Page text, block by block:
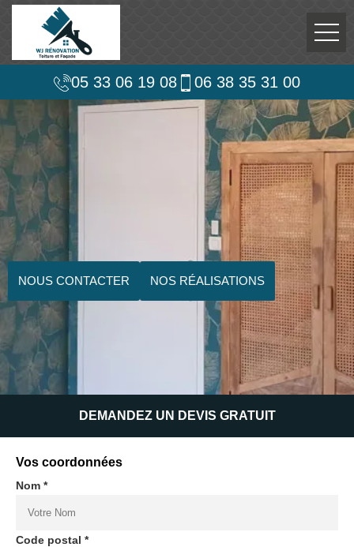
05 33 06 19 08 06 38 35 31 00
NOUS CONTACTER NOS RÉALISATIONS
DEMANDEZ UN DEVIS GRATUIT
Vos coordonnées
Nom *
Code postal *